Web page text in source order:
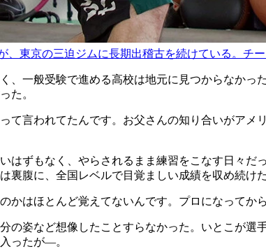
、東京の三迫ジムに長期出稽古を続けている。チ
、一般受験で進める高校は地元に見つからなか
た。
て言われてたんです。お父さんの知り合いがア
はずもなく、やらされるまま練習をこなす日々
裏腹に、全国レベルで目覚ましい成績を収め続けた
かはほとんど覚えてないんです。プロになって
の姿など想像したことすらなかった。いとこが
ったが―。